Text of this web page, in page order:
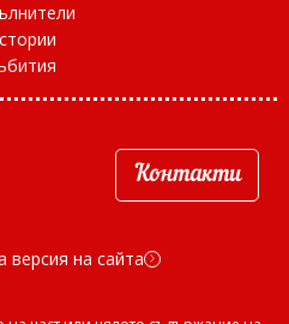
Контакти
версия на сайта d